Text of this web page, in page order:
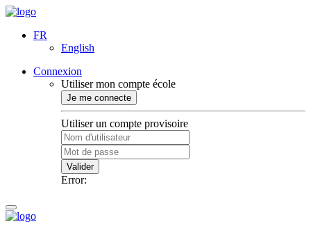
FR
English
Connexion
Utiliser mon compte école
Je me connecte
Utiliser un compte provisoire
Valider
Error: